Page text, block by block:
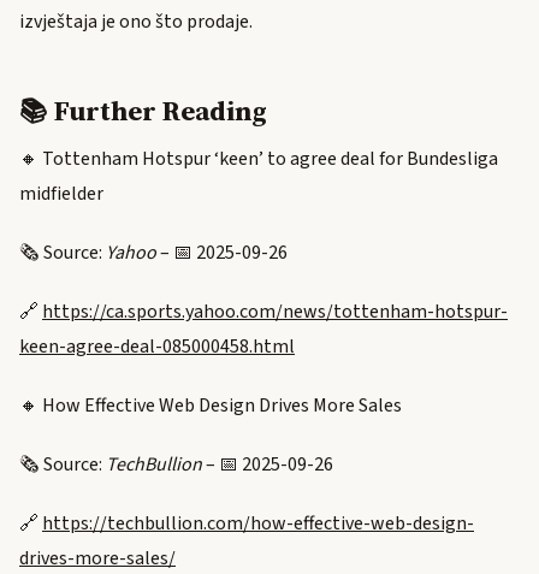
izvještaja je ono što prodaje.
📚 Further Reading
🔸 Tottenham Hotspur ‘keen’ to agree deal for Bundesliga
midfielder
🗞️ Source: Yahoo– 📅 2025-09-26
🔗https://ca.sports.yahoo.com/news/tottenham-hotspur-
keen-agree-deal-085000458.html
🔸 How Effective Web Design Drives More Sales
🗞️ Source: TechBullion– 📅 2025-09-26
🔗https://techbullion.com/how-effective-web-design-
drives-more-sales/